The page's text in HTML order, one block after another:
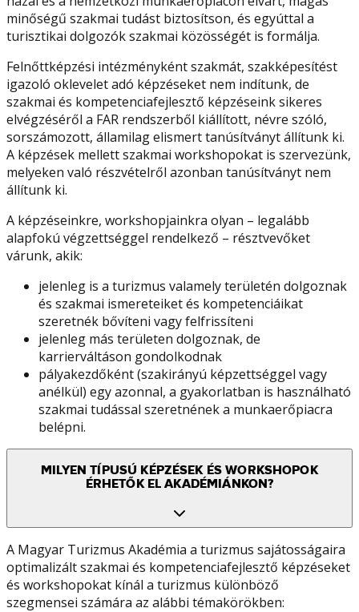
minőségű szakmai tudást biztosítson, és egyúttal a
turisztikai dolgozók szakmai közösségét is formálja.
Felnőttképzési intézményként szakmát, szakképesítést
igazoló oklevelet adó képzéseket nem indítunk, de
szakmai és kompetenciafejlesztő képzéseink sikeres
elvégzéséről a FAR rendszerből kiállított, névre szóló,
sorszámozott, államilag elismert tanúsítványt állítunk ki.
A képzések mellett szakmai workshopokat is szervezünk,
melyeken való részvételről azonban tanúsítványt nem
állítunk ki.
A képzéseinkre, workshopjainkra olyan – legalább
alapfokú végzettséggel rendelkező – résztvevőket
várunk, akik:
jelenleg is a turizmus valamely területén dolgoznak
és szakmai ismereteiket és kompetenciáikat
szeretnék bővíteni vagy felfrissíteni
jelenleg más területen dolgoznak, de
karrierváltáson gondolkodnak
pályakezdőként (szakirányú képzettséggel vagy
anélkül) egy azonnal, a gyakorlatban is használható
szakmai tudással szeretnének a munkaerőpiacra
belépni.
MILYEN TÍPUSÚ KÉPZÉSEK ÉS WORKSHOPOK
ÉRHETŐK EL AKADÉMIÁNKON?
A Magyar Turizmus Akadémia a turizmus sajátosságaira
optimalizált szakmai és kompetenciafejlesztő képzéseket
és workshopokat kínál a turizmus különböző
szegmensei számára az alábbi témakörökben: